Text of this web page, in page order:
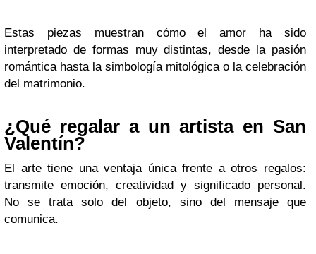
Estas piezas muestran cómo el amor ha sido
interpretado de formas muy distintas, desde la pasión
romántica hasta la simbología mitológica o la celebración
del matrimonio.
¿Qué regalar a un artista en San
Valentín?
El arte tiene una ventaja única frente a otros regalos:
transmite emoción, creatividad y significado personal.
No se trata solo del objeto, sino del mensaje que
comunica.